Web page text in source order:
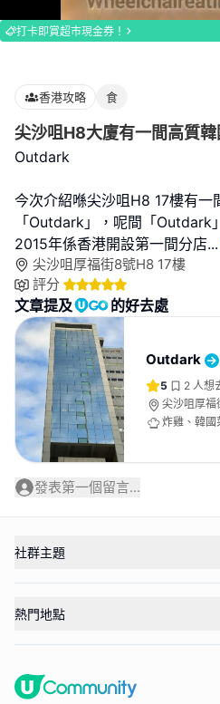
Loaded:
打卡即賞超市現金券！
香港攻略 食
尖沙咀H8大廈有一間高質
Outdark
今次介紹喺尖沙咀H8 17樓有一
「Outdark」，呢間「Outdark
2015年係香港開設第一間分店...
尖沙咀厚福街8號H8 17樓
評分
文章提及 的好去處
Outdark
5 2 人想
尖沙咀厚福
炸雞、韓國
發表第一個留言...
社群主題
熱門地點